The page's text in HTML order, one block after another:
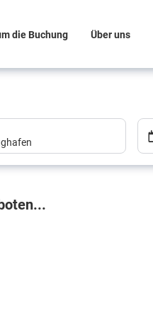
die Buchung Über uns